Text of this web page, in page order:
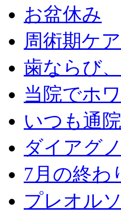
お盆休み
周術期ケ
歯ならび
当院でホ
いつも通
ダイアグ
7月の終わ
プレオル